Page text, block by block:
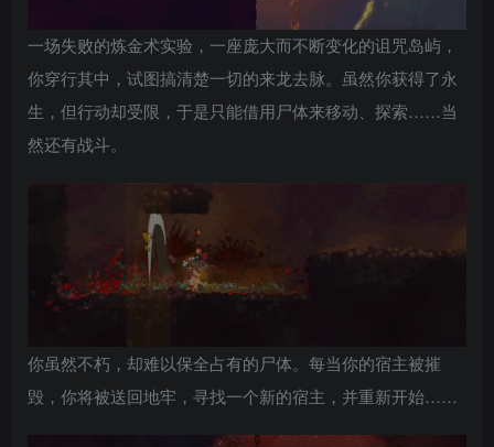
一场失败的炼金术实验，一座庞大而不断变化的诅咒岛屿，
你穿行其中，试图搞清楚一切的来龙去脉。虽然你获得了永
生，但行动却受限，于是只能借用尸体来移动、探索……当
然还有战斗。
你虽然不朽，却难以保全占有的尸体。每当你的宿主被摧
毁，你将被送回地牢，寻找一个新的宿主，并重新开始……